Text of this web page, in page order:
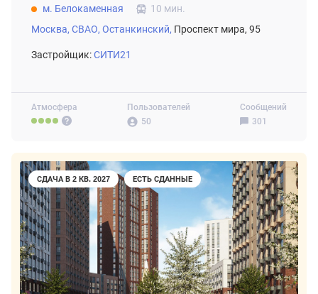
Атмосфера
Пользователей
50
Сообщений
301
м. Белокаменная
10 мин.
Москва, СВАО, Останкинский, Проспект мира, 95
Застройщик:СИТИ21
СДАЧА В 2 КВ. 2027 ЕСТЬ СДАННЫЕ